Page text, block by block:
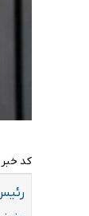
کد خبر